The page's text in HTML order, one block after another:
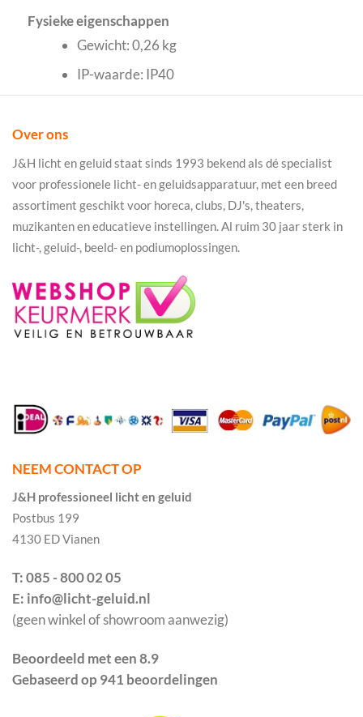
Fysieke eigenschappen
Gewicht: 0,26 kg
IP-waarde: IP40
Over ons
J&H licht en geluid staat sinds 1993 bekend als dé specialist
voor professionele licht- en geluidsapparatuur, met een breed
assortiment geschikt voor horeca, clubs, DJ's, theaters,
muzikanten en educatieve instellingen. Al ruim 30 jaar sterk in
licht-, geluid-, beeld- en podiumoplossingen.
NEEM CONTACT OP
J&H professioneel licht en geluid
Postbus 199
4130 ED Vianen
T: 085 - 800 02 05
E: info@licht-geluid.nl
(geen winkel of showroom aanwezig)
Beoordeeld met een 8.9
Gebaseerd op 941 beoordelingen